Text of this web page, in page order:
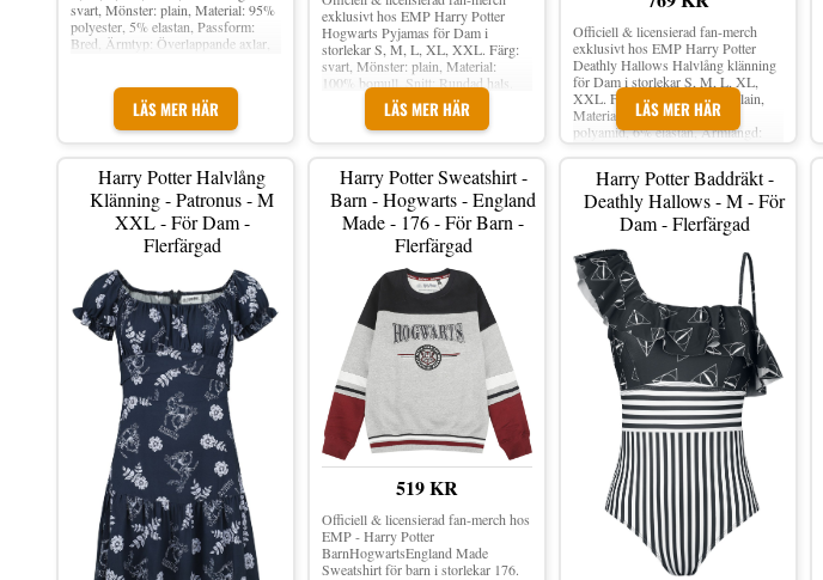
LÄS MER HÄR
svart, Mönster: plain, Material: 95%
polyester, 5% elastan, Passform:
Bred, Ärmtyp: Överlappande axlar,
LÄS MER HÄR
exklusivt hos EMP Harry Potter
Hogwarts Pyjamas för Dam i
storlekar S, M, L, XL, XXL. Färg:
svart, Mönster: plain, Material:
100% bomull, Snitt: Rundad hals.
LÄS MER HÄR
Officiell & licensierad fan-merch
exklusivt hos EMP Harry Potter
Deathly Hallows Halvlång klänning
för Dam i storlekar S, M, L, XL,
XXL. Färg: svart, Mönster: plain,
Material: 65% viskos, 29%
polyamid, 6% elastan, Ärmlängd:
Harry Potter Halvlång
Klänning - Patronus - M
XXL - För Dam -
Flerfärgad
Harry Potter Sweatshirt -
Barn - Hogwarts - England
Made - 176 - För Barn -
Flerfärgad
519 KR
Officiell & licensierad fan-merch hos
EMP - Harry Potter
BarnHogwartsEngland Made
Sweatshirt för barn i storlekar 176.
Harry Potter Baddräkt -
Deathly Hallows - M - För
Dam - Flerfärgad